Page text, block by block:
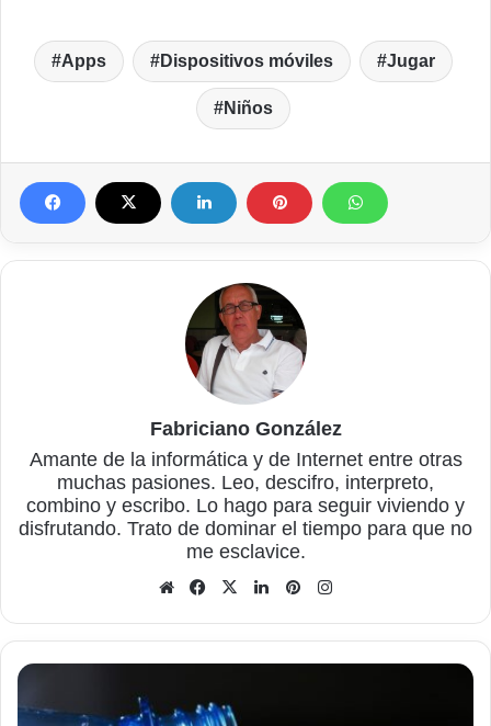
Apps Dispositivos móviles Jugar
Niños
Fabriciano González
Amante de la informática y de Internet entre otras
muchas pasiones. Leo, descifro, interpreto,
combino y escribo. Lo hago para seguir viviendo y
disfrutando. Trato de dominar el tiempo para que no
me esclavice.
Sitio
Facebook
X LinkedInPinterest
¿Es
beber